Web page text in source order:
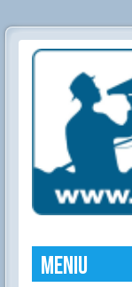
Meniu